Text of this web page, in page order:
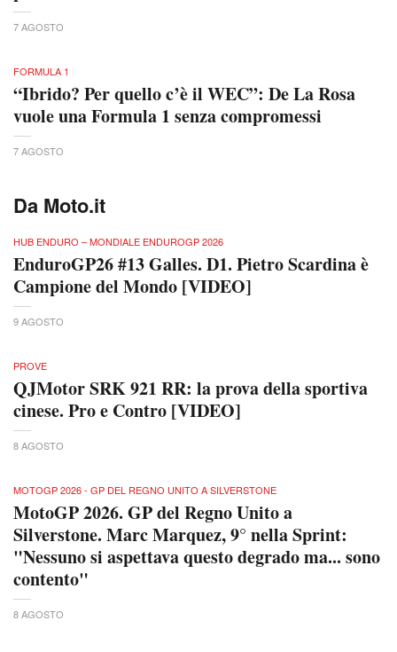
7 AGOSTO
FORMULA 1
“Ibrido? Per quello c’è il WEC”: De La Rosa
vuole una Formula 1 senza compromessi
7 AGOSTO
Da Moto.it
HUB ENDURO – MONDIALE ENDUROGP 2026
EnduroGP26 #13 Galles. D1. Pietro Scardina è
Campione del Mondo [VIDEO]
9 AGOSTO
PROVE
QJMotor SRK 921 RR: la prova della sportiva
cinese. Pro e Contro [VIDEO]
8 AGOSTO
MOTOGP 2026 - GP DEL REGNO UNITO A SILVERSTONE
MotoGP 2026. GP del Regno Unito a
Silverstone. Marc Marquez, 9° nella Sprint:
"Nessuno si aspettava questo degrado ma... sono
contento"
8 AGOSTO